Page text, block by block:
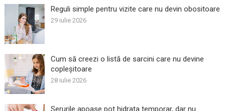
Reguli simple pentru vizite care nu devin obositoare
29 iulie 2026
Cum să creezi o listă de sarcini care nu devine
copleșitoare
28 iulie 2026
Serurile apoase pot hidrata temporar, dar nu